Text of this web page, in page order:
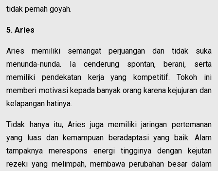
tidak pernah goyah.
5. Aries
Aries memiliki semangat perjuangan dan tidak suka
menunda-nunda. Ia cenderung spontan, berani, serta
memiliki pendekatan kerja yang kompetitif. Tokoh ini
memberi motivasi kepada banyak orang karena kejujuran dan
kelapangan hatinya.
Tidak hanya itu, Aries juga memiliki jaringan pertemanan
yang luas dan kemampuan beradaptasi yang baik. Alam
tampaknya merespons energi tingginya dengan kejutan
rezeki yang melimpah, membawa perubahan besar dalam